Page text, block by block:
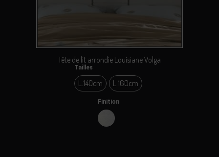
Tête de lit arrondie Louisiane Volga
Tailles
L.140cm
L.140cm L.160cm
Finition
Volga